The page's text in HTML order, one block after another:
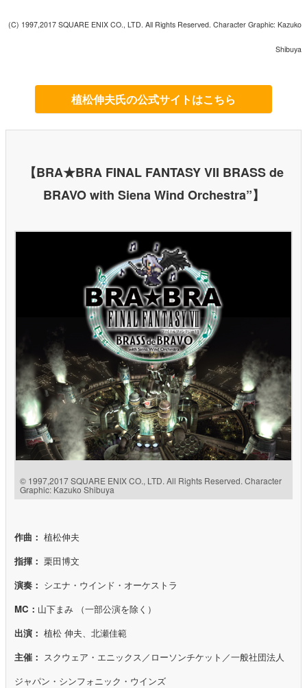
(C) 1997,2017 SQUARE ENIX CO., LTD. All Rights Reserved. Character Graphic: Kazuko
Shibuya
植松伸夫氏の公式サイトはこちら
【BRA★BRA FINAL FANTASY VII BRASS de
BRAVO with Siena Wind Orchestra”】
© 1997,2017 SQUARE ENIX CO., LTD. All Rights Reserved. Character
Graphic: Kazuko Shibuya
作曲： 植松伸夫
指揮： 栗田博文
演奏： シエナ・ウインド・オーケストラ
MC ： 山下まみ （一部公演を除く）
出演： 植松 伸夫、北瀬佳範
主催： スクウェア・エニックス／ローソンチケット／一般社団法人
ジャパン・シンフォニック・ウインズ